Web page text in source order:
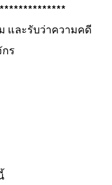
และรับว่าความคดี
ร